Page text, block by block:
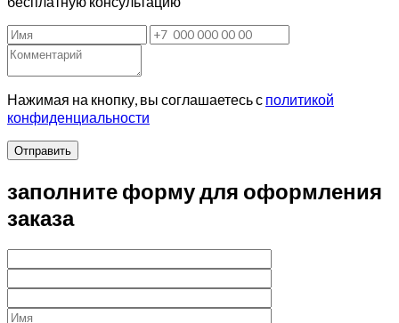
Нажимая на кнопку, вы соглашаетесь с политикой
конфиденциальности
Отправить
заполните форму для оформления
заказа